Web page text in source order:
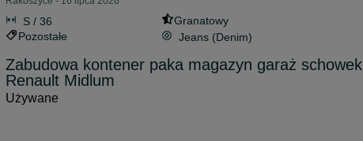
S / 36
Granatowy
Pozostałe
Jeans (Denim)
Zabudowa kontener paka magazyn garaż schowek
Renault Midlum
Używane